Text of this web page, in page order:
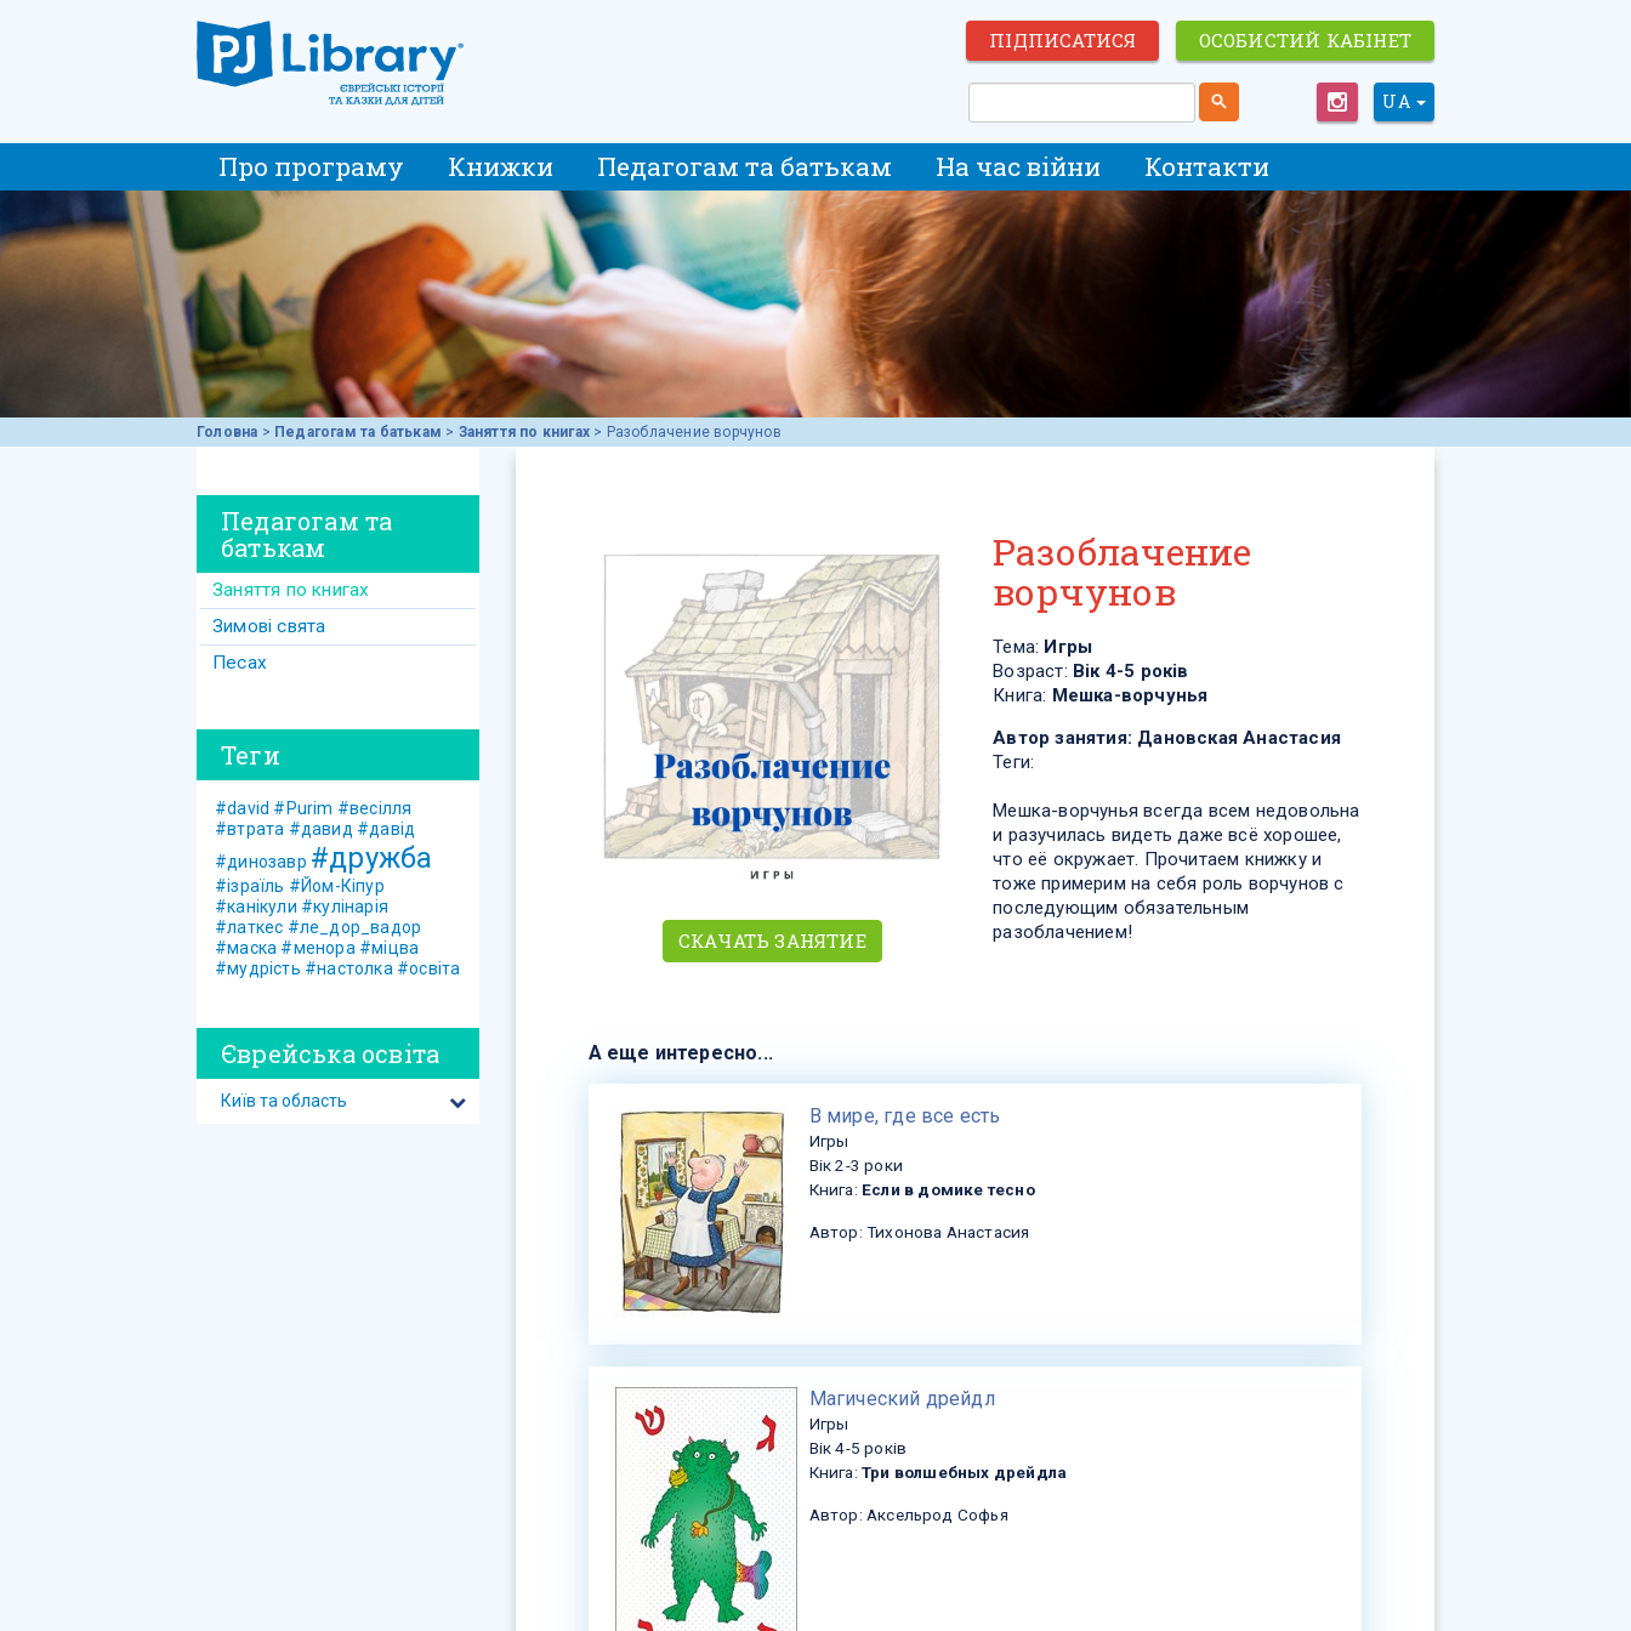
ПІДПИСАТИСЯ ОСОБИСТИЙ КАБІНЕТ
UA
Про програму Книжки Педагогам та батькам На час війни Контакти
Головна > Педагогам та батькам > Заняття по книгах > Разоблачение ворчунов
СКАЧАТЬ ЗАНЯТИЕ
Разоблачение
ворчунов
Тема: Игры
Возраст: Вік 4-5 років
Книга: Мешка-ворчунья
Автор занятия: Дановская Анастасия
Теги:
Мешка-ворчунья всегда всем недовольна
и разучилась видеть даже всё хорошее,
что её окружает. Прочитаем книжку и
тоже примерим на себя роль ворчунов с
последующим обязательным
разоблачением!
А еще интересно...
​В мире, где все есть
Игры
Вік 2-3 роки
Книга: Если в домике тесно
Автор: Тихонова Анастасия
​Магический дрейдл
Игры
Вік 4-5 років
Книга: Три волшебных дрейдла
Автор: Аксельрод Софья
Педагогам та
батькам
Заняття по книгах
Зимові свята
Песах
Теги
#david #Purim #весілля
#втрата #давид #давід
#динозавр #дружба
#ізраїль #Йом-Кіпур
#канікули #кулінарія
#латкес #ле_дор_вадор
#маска #менора #міцва
#мудрість #настолка #освіта
Єврейська освіта